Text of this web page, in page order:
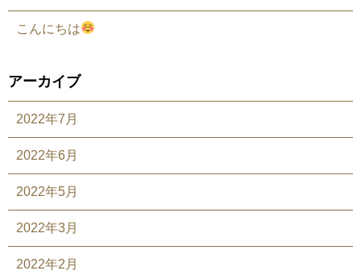
こんにちは
アーカイブ
2022年7月
2022年6月
2022年5月
2022年3月
2022年2月